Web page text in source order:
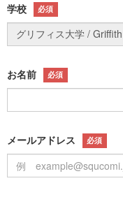
学校 必須
お名前 必須
メールアドレス 必須